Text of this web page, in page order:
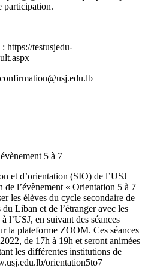
participation.
https://testusjedu-
5 à 7
et d’orientation (SIO) de l’USJ
de l’évènement « Orientation 5 à 7
les élèves du cycle secondaire de
Liban et de l’étranger avec les
l’USJ, en suivant des séances
la plateforme ZOOM. Ces séances
de 17h à 19h et seront animées
les différentes institutions de
orientation5to7